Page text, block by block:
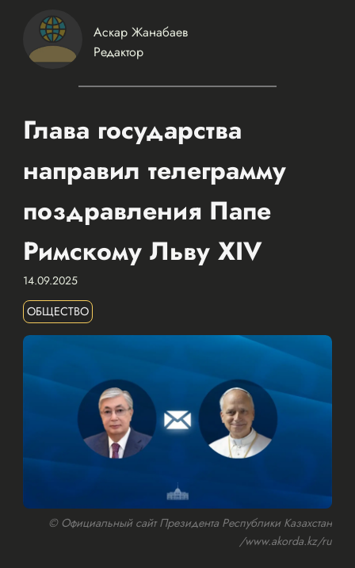
Аскар Жанабаев
Редактор
Глава государства
направил телеграмму
поздравления Папе
Римскому Льву XIV
14.09.2025
ОБЩЕСТВО
© Официальный сайт Президента Республики Казахстан
/www.akorda.kz/ru